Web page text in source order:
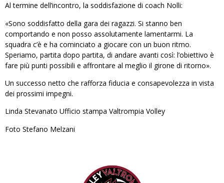
Al termine dell’incontro, la soddisfazione di coach Nolli:
«Sono soddisfatto della gara dei ragazzi. Si stanno ben
comportando e non posso assolutamente lamentarmi. La
squadra c’è e ha cominciato a giocare con un buon ritmo.
Speriamo, partita dopo partita, di andare avanti così: l’obiettivo è
fare più punti possibili e affrontare al meglio il girone di ritorno».
Un successo netto che rafforza fiducia e consapevolezza in vista
dei prossimi impegni.
Linda Stevanato Ufficio stampa Valtrompia Volley
Foto Stefano Melzani